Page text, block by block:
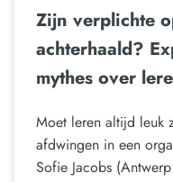
Zijn verplichte
achterhaald?
mythes over
Moet leren altijd leuk
afdwingen in een
Sofie Jacobs